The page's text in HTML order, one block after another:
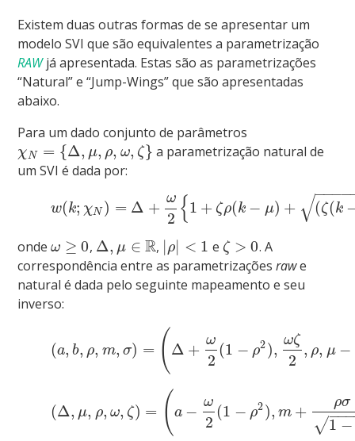
Existem duas outras formas de se apresentar um
modelo SVI que são equivalentes a parametrização
RAWjá apresentada. Estas são as parametrizações
“Natural” e “Jump-Wings” que são apresentadas
abaixo.
Para um dado conjunto de parâmetros
χN = {Δ, μ, ρ, ω, ζ} a parametrização natural de
um SVI é dada por:
w(k; χN ) = Δ +
ω
2 { 1 + ζρ(k − μ) + (ζ(k
−−−−
√
ondeω ≥ 0, Δ, μ ∈ R, | ρ| < 1 e ζ > 0. A
correspondência entre as parametrizaçõesrawe
natural é dada pelo seguinte mapeamento e seu
inverso:
(a, b, ρ, m, σ) = ( Δ +
ω
2
(1 − ρ2),
ωζ
2
, ρ, μ −
(Δ, μ, ρ, ω, ζ) = ( a −
ω
2
(1 − ρ2), m +
ρσ
1 −
−−−
√